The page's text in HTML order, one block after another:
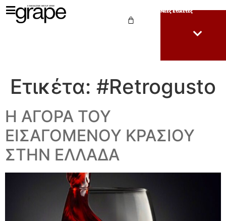
Νέες Ετικέτες
Ετικέτα: #Retrogusto
Η ΑΓΟΡΑ ΤΟΥ
ΕΙΣΑΓΟΜΕΝΟΥ ΚΡΑΣΙΟΥ
ΣΤΗΝ ΕΛΛΑΔΑ